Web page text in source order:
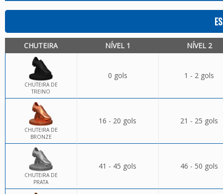
CHUTEIRA NÍVEL 1 NÍVEL 2
CHUTEIRA DE
TREINO
0 gols 1 - 2 gols
CHUTEIRA DE
BRONZE
16 - 20 gols 21 - 25 gols
CHUTEIRA DE
PRATA
41 - 45 gols 46 - 50 gols